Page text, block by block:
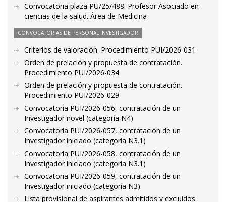
Convocatoria plaza PU/25/488. Profesor Asociado en
ciencias de la salud. Área de Medicina
CONVOCATORIAS DE PERSONAL INVESTIGADOR
Criterios de valoración. Procedimiento PUI/2026-031
Orden de prelación y propuesta de contratación.
Procedimiento PUI/2026-034
Orden de prelación y propuesta de contratación.
Procedimiento PUI/2026-029
Convocatoria PUI/2026-056, contratación de un
Investigador novel (categoría N4)
Convocatoria PUI/2026-057, contratación de un
Investigador iniciado (categoría N3.1)
Convocatoria PUI/2026-058, contratación de un
Investigador iniciado (categoría N3.1)
Convocatoria PUI/2026-059, contratación de un
Investigador iniciado (categoría N3)
Lista provisional de aspirantes admitidos y excluidos.